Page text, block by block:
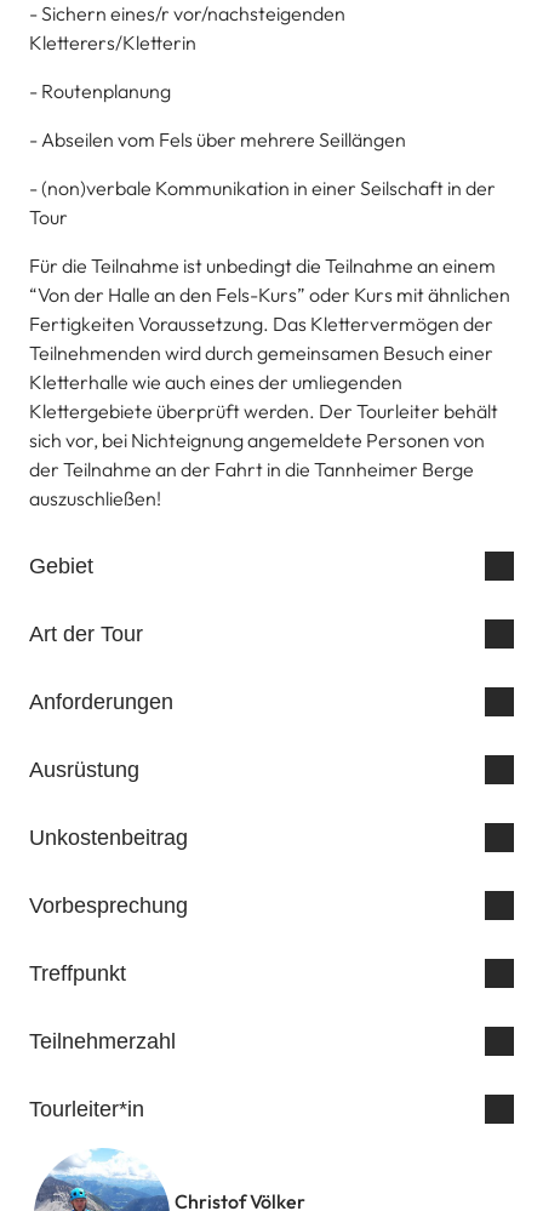
- Sichern eines/r vor/nachsteigenden
Kletterers/Kletterin
- Routenplanung
- Abseilen vom Fels über mehrere Seillängen
- (non)verbale Kommunikation in einer Seilschaft in der
Tour
Für die Teilnahme ist unbedingt die Teilnahme an einem
“Von der Halle an den Fels-Kurs” oder Kurs mit ähnlichen
Fertigkeiten Voraussetzung. Das Klettervermögen der
Teilnehmenden wird durch gemeinsamen Besuch einer
Kletterhalle wie auch eines der umliegenden
Klettergebiete überprüft werden. Der Tourleiter behält
sich vor, bei Nichteignung angemeldete Personen von
der Teilnahme an der Fahrt in die Tannheimer Berge
auszuschließen!
Gebiet
Art der Tour
Anforderungen
Ausrüstung
Unkostenbeitrag
Vorbesprechung
Treffpunkt
Teilnehmerzahl
Tourleiter*in
Christof Völker